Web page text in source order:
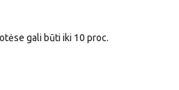
gali būti iki 10 proc.